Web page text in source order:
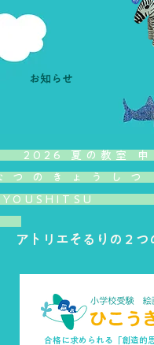
お知らせ
夏の教室 申し
つのきょうしつ
アトリエそるりの２つ
合格に求められる「創造的